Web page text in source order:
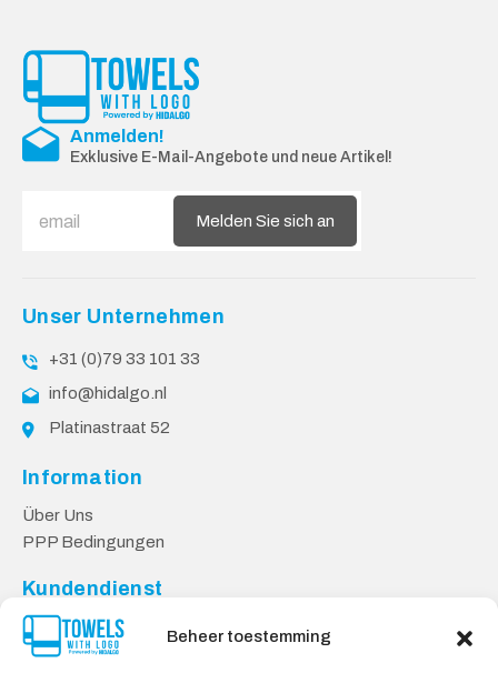
Beheer toestemming
Anmelden!
Exklusive E-Mail-Angebote und neue Artikel!
Melden Sie sich an
Unser Unternehmen
+31 (0)79 33 101 33
info@hidalgo.nl
Platinastraat 52
Information
Über Uns
PPP Bedingungen
Kundendienst
Kontakt
Datenschutzbestimmungen